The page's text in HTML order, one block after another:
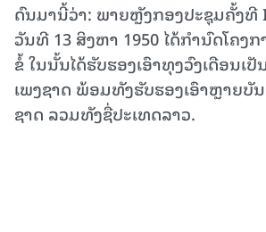
ດົນມານີ້ວ່າ: ພາຍຫຼັງກອງປະຊຸມຄັ້ງທີ
ວັນທີ 13 ສິງຫາ 1950 ໄດ້ກຳນົດໂຄງ
ຂໍ້ ໃນນັ້ນໄດ້ຮັບຮອງເອົາທຸງວົງເດືອນເ
ເພງຊາດ ພ້ອມທັງຮັບຮອງເອົາຫຼາຍບັ
ຊາດ ລວມທັງຊື່ປະເທດລາວ.